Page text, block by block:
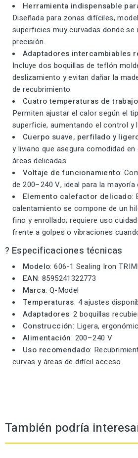
Herramienta indispensable
Diseñada para zonas difíciles,
superficies muy curvadas donde se
precisión.
Adaptadores intercambiables
Incluye dos boquillas de teflón
deslizamiento y evitan dañar la
de recubrimiento.
Cuatro temperaturas de
Permiten ajustar el calor según el
superficie, aumentando el control y
Cuerpo suave, perfilado y
y liviano que asegura comodidad
áreas delicadas.
Voltaje de funcionamiento:
de 200–240 V, ideal para la
Elemento calefactor delicado:
calentamiento se compone de un
fino y enrollado; requiere uso
frente a golpes o vibraciones
? Especificaciones técnicas
Modelo: 606-1 Sealing Iron
EAN: 8595241322773
Marca: Q-Model
Temperaturas: 4 ajustes
Adaptadores: 2 boquillas
Construcción: Ligera,
Alimentación: 200–240 V
Uso recomendado:
curvas y áreas de difícil acceso
También podría